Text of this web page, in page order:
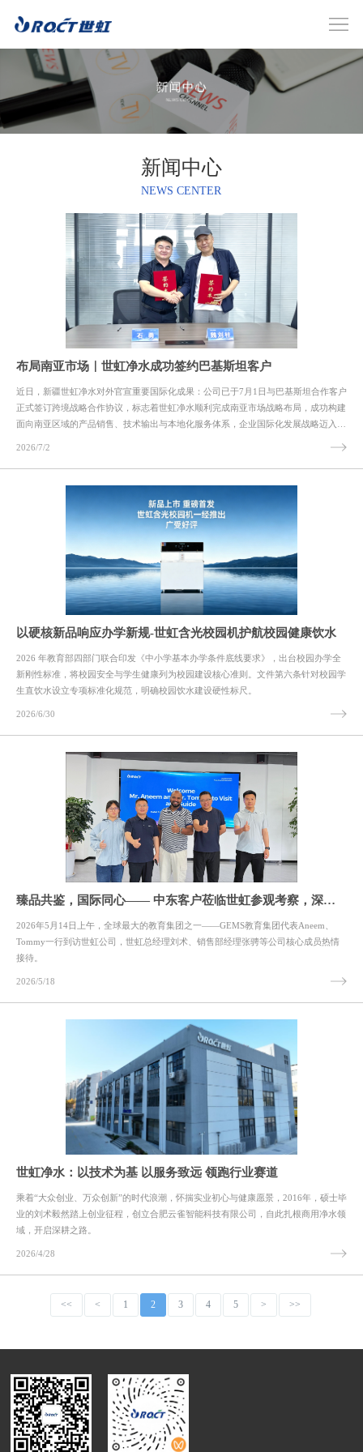
新闻中心
NEWS CENTER
布局南亚市场｜世虹净水成功签约巴基斯坦客户
近日，新疆世虹净水对外官宣重要国际化成果：公司已于7月1日与巴基斯坦合作客户
正式签订跨境战略合作协议，标志着世虹净水顺利完成南亚市场战略布局，成功构建
面向南亚区域的产品销售、技术输出与本地化服务体系，企业国际化发展战略迈入实
2026/7/2
以硬核新品响应办学新规-世虹含光校园机护航校园健康饮水
2026 年教育部四部门联合印发《中小学基本办学条件底线要求》，出台校园办学全
新刚性标准，将校园安全与学生健康列为校园建设核心准则。文件第六条针对校园学
生直饮水设立专项标准化规范，明确校园饮水建设硬性标尺。
2026/6/30
臻品共鉴，国际同心—— 中东客户莅临世虹参观考察，深度洽谈海外战略合作
2026年5月14日上午，全球最大的教育集团之一——GEMS教育集团代表Aneem、
Tommy一行到访世虹公司，世虹总经理刘术、销售部经理张骋等公司核心成员热情
接待。
2026/5/18
世虹净水：以技术为基 以服务致远 领跑行业赛道
乘着“大众创业、万众创新”的时代浪潮，怀揣实业初心与健康愿景，2016年，硕士毕
业的刘术毅然踏上创业征程，创立合肥云雀智能科技有限公司，自此扎根商用净水领
域，开启深耕之路。
2026/4/28
<< < 1 2 3 4 5 > >>